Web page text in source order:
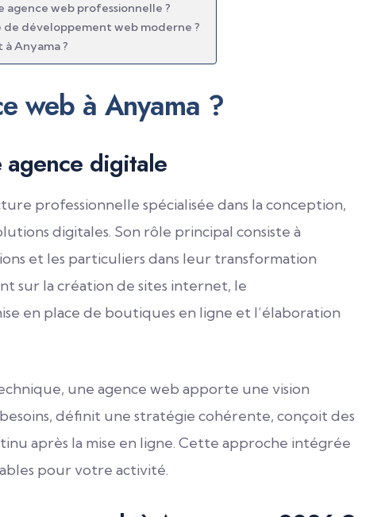
web professionnelle ?
développement web moderne ?
Anyama ?
web à Anyama ?
agence digitale
professionnelle spécialisée dans la conception,
digitales. Son rôle principal consiste à
et les particuliers dans leur transformation
sur la création de sites internet, le
en place de boutiques en ligne et l’élaboration
une agence web apporte une vision
définit une stratégie cohérente, conçoit des
après la mise en ligne. Cette approche intégrée
pour votre activité.